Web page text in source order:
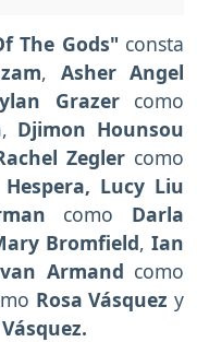
The Gods" consta
, Asher Angel
Grazercomo
, Djimon Hounsou
Zegler como
Hespera, Lucy Liu
como Darla
Bromfield,Ian
Armand como
Rosa Vásquezy